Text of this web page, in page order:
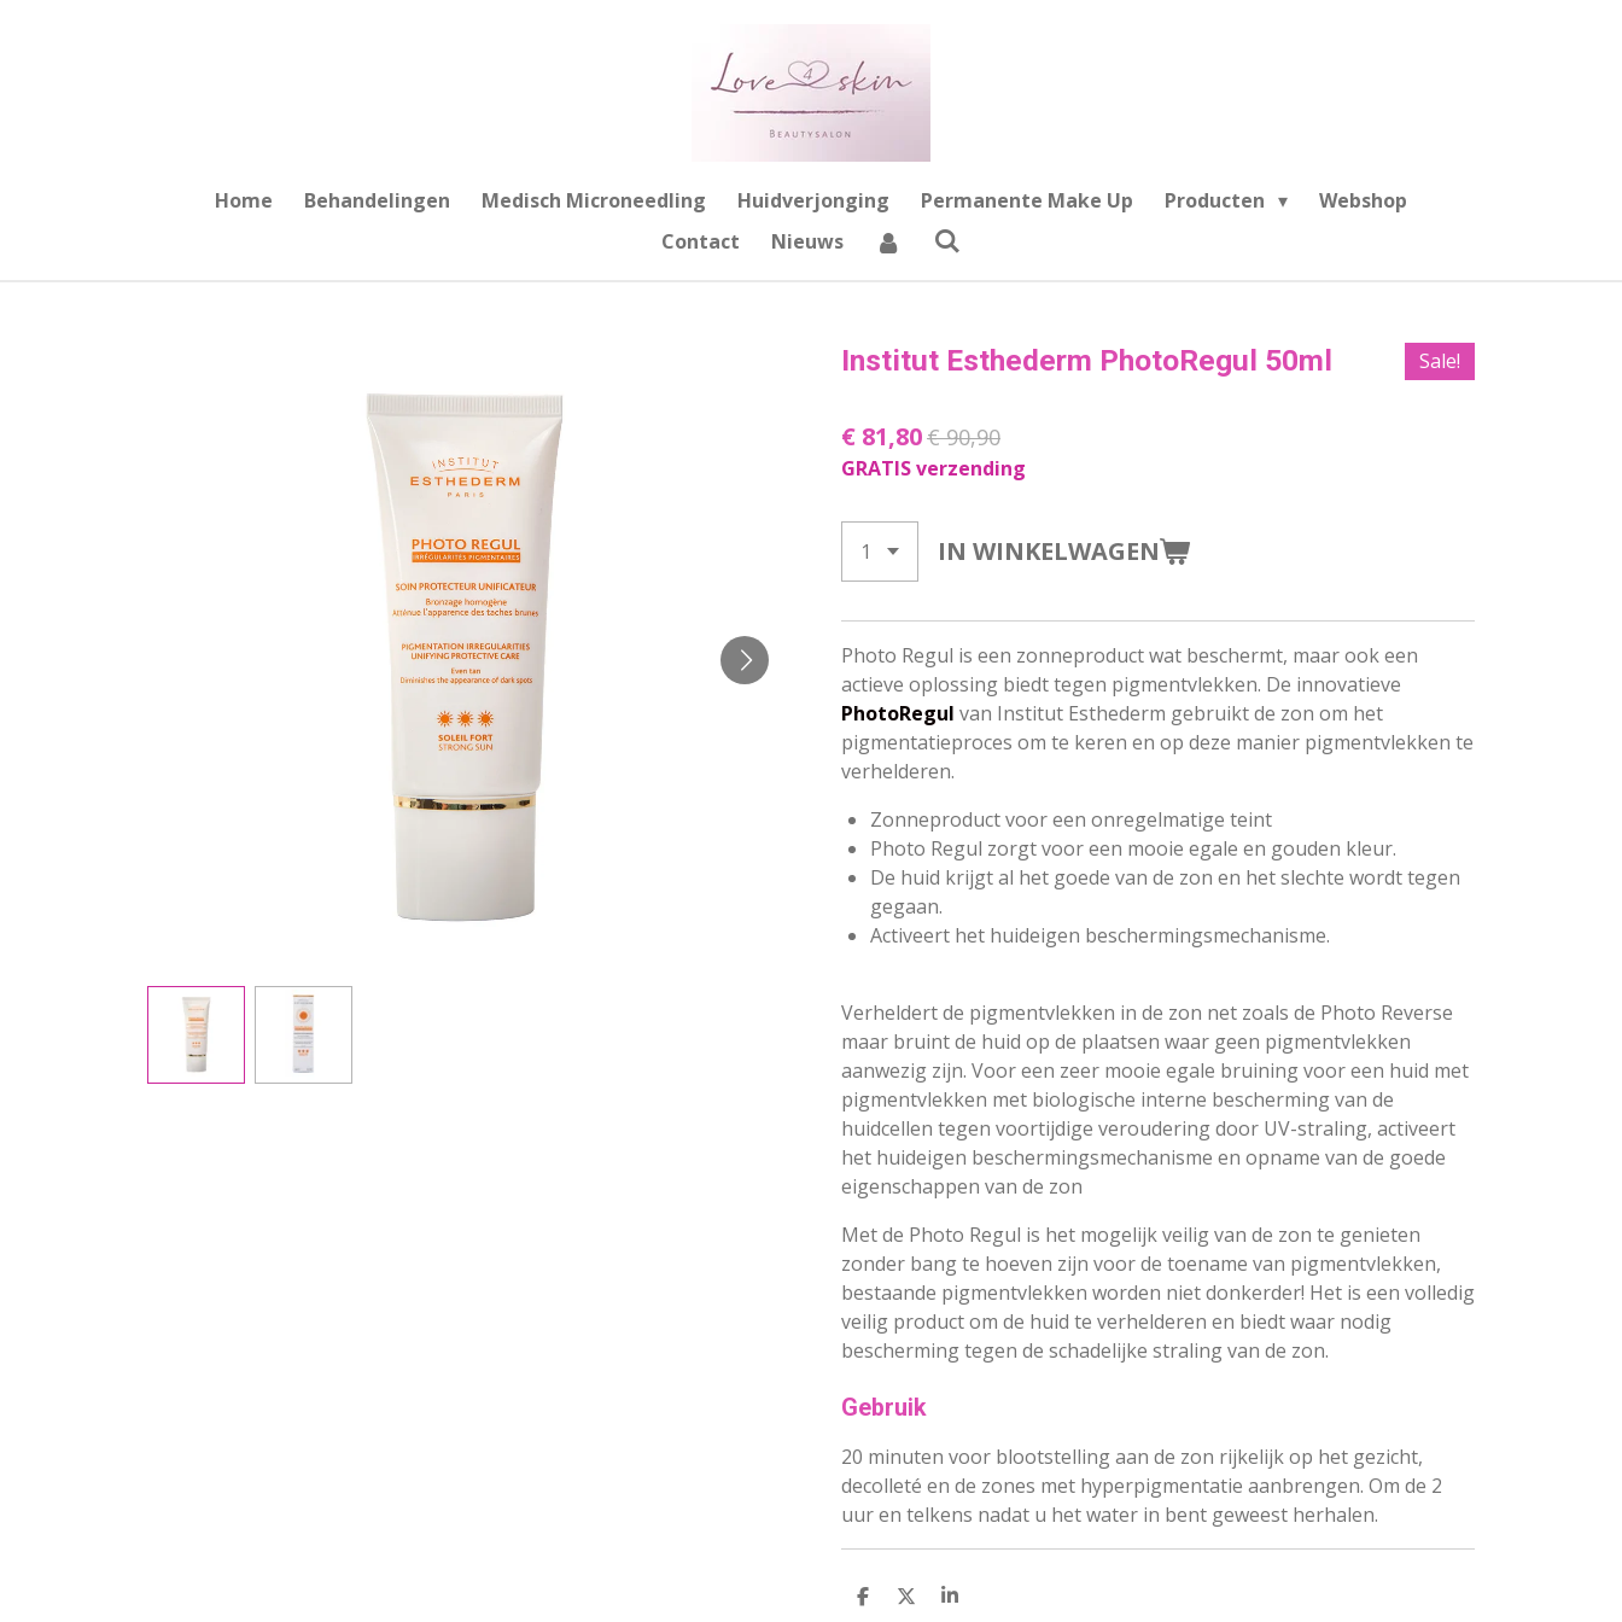
Home Behandelingen Medisch Microneedling Huidverjonging Permanente Make Up Producten
Webshop
Contact
Nieuws
Institut Esthederm PhotoRegul 50ml Sale!
€ 81,80€ 90,90
GRATIS verzending
IN WINKELWAGEN
Photo Regul is een zonneproduct wat beschermt, maar ook een
actieve oplossing biedt tegen pigmentvlekken. De innovatieve
PhotoRegul van Institut Esthederm gebruikt de zon om het
pigmentatieproces om te keren en op deze manier pigmentvlekken te
verhelderen.
Zonneproduct voor een onregelmatige teint
Photo Regul zorgt voor een mooie egale en gouden kleur.
De huid krijgt al het goede van de zon en het slechte wordt tegen
gegaan.
Activeert het huideigen beschermingsmechanisme.
Verheldert de pigmentvlekken in de zon net zoals de Photo Reverse
maar bruint de huid op de plaatsen waar geen pigmentvlekken
aanwezig zijn. Voor een zeer mooie egale bruining voor een huid met
pigmentvlekken met biologische interne bescherming van de
huidcellen tegen voortijdige veroudering door UV-straling, activeert
het huideigen beschermingsmechanisme en opname van de goede
eigenschappen van de zon
Met de Photo Regul is het mogelijk veilig van de zon te genieten
zonder bang te hoeven zijn voor de toename van pigmentvlekken,
bestaande pigmentvlekken worden niet donkerder! Het is een volledig
veilig product om de huid te verhelderen en biedt waar nodig
bescherming tegen de schadelijke straling van de zon.
Gebruik
20 minuten voor blootstelling aan de zon rijkelijk op het gezicht,
decolleté en de zones met hyperpigmentatie aanbrengen. Om de 2
uur en telkens nadat u het water in bent geweest herhalen.
D
D
S